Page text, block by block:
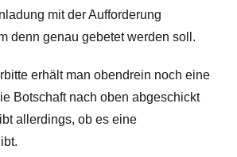
mit der Aufforderung
denn genau gebetet werden soll.
erhält man obendrein noch eine
Botschaft nach oben abgeschickt
allerdings, ob es eine